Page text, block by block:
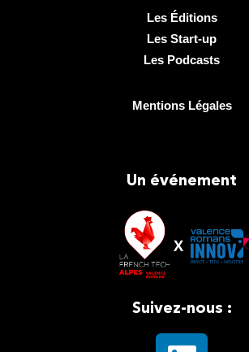
Les Éditions
Les Start-up
Les Podcasts
Mentions Légales
Un événement
Suivez-nous :